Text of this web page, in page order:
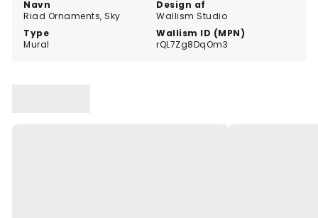
Navn
Riad Ornaments, Sky
Design af
Wallism Studio
Type
Mural
Wallism ID (MPN)
rQL7Zg8DqOm3